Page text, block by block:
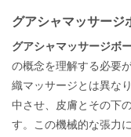
グアシャマッサージ
グアシャマッサージボ
の概念を理解する必要
織マッサージとは異な
中させ、皮膚とその下
す。この機械的な張力